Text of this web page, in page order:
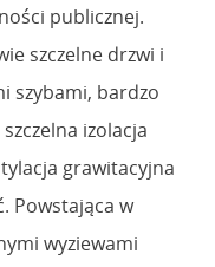
publicznej.
szczelne drzwi i
szybami, bardzo
izolacja
grawitacyjna
Powstająca w
wyziewami